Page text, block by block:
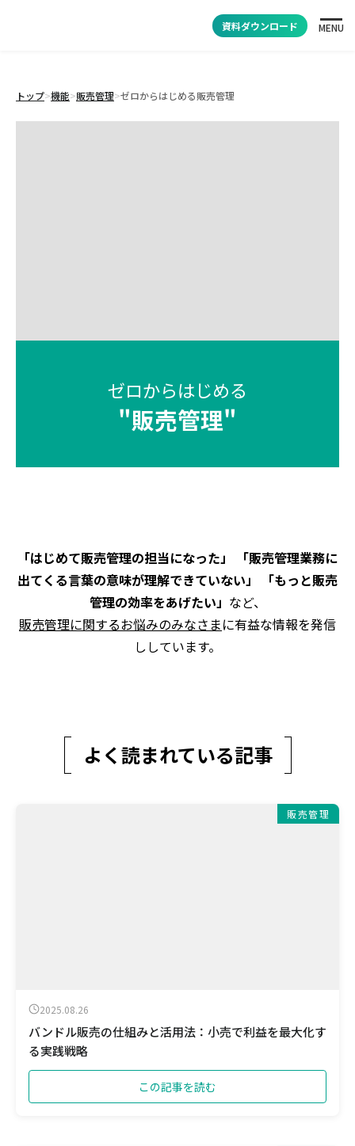
資料ダウンロード MENU
トップ>機能>販売管理>ゼロからはじめる販売管理
ゼロからはじめる
"販売管理"
「はじめて販売管理の担当になった」 「販売管理業務に
出てくる言葉の意味が理解できていない」 「もっと販売
管理の効率をあげたい」 など、
販売管理に関するお悩みのみなさまに有益な情報を発信
ししています。
よく読まれている記事
販売管理
2025.08.26
バンドル販売の仕組みと活用法：小売で利益を最大化す
る実践戦略
この記事を読む